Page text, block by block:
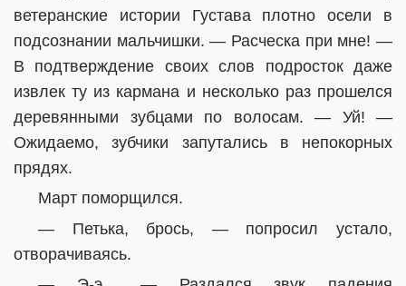
ветеранские истории Густава плотно осели в
подсознании мальчишки. — Расческа при мне! —
В подтверждение своих слов подросток даже
извлек ту из кармана и несколько раз прошелся
деревянными зубцами по волосам. — Уй! —
Ожидаемо, зубчики запутались в непокорных
прядях.
Март поморщился.
— Петька, брось, — попросил устало,
отворачиваясь.